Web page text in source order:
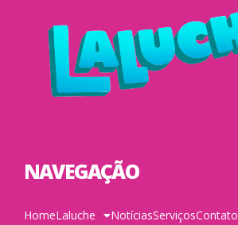
NAVEGAÇÃO
HomeLaluche NotíciasServiçosContato